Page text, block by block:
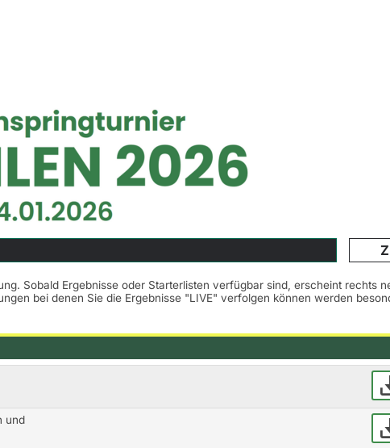
Sobald Ergebnisse oder Starterlisten verfügbar sind, erscheint rechts
bei denen Sie die Ergebnisse "LIVE" verfolgen können werden
und